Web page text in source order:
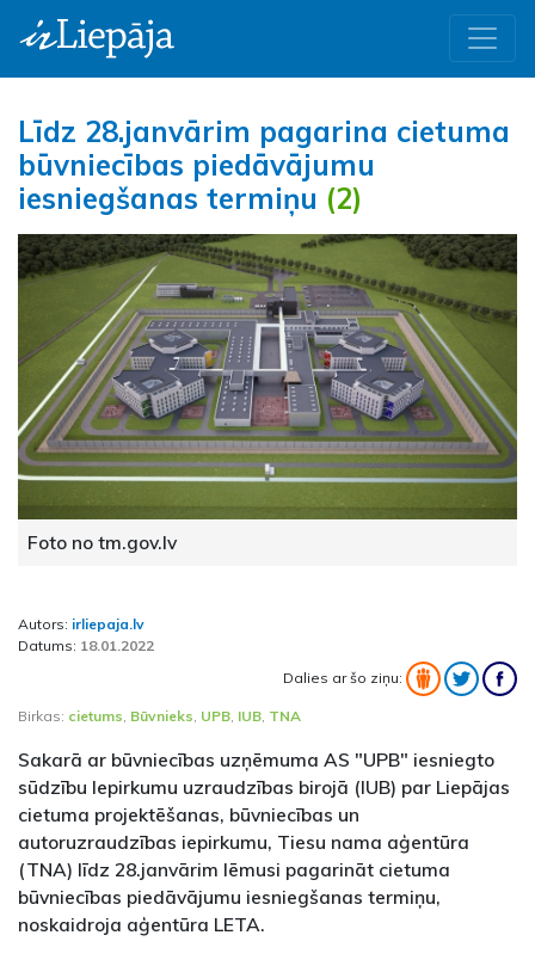
Līdz 28.janvārim pagarina cietuma
būvniecības piedāvājumu
iesniegšanas termiņu (2)
Foto no tm.gov.lv
Autors: irliepaja.lv
Datums: 18.01.2022
Dalies ar šo ziņu:
Birkas: cietums, Būvnieks, UPB, IUB, TNA
Sakarā ar būvniecības uzņēmuma AS "UPB" iesniegto
sūdzību Iepirkumu uzraudzības birojā (IUB) par Liepājas
cietuma projektēšanas, būvniecības un
autoruzraudzības iepirkumu, Tiesu nama aģentūra
(TNA) līdz 28.janvārim lēmusi pagarināt cietuma
būvniecības piedāvājumu iesniegšanas termiņu,
noskaidroja aģentūra LETA.